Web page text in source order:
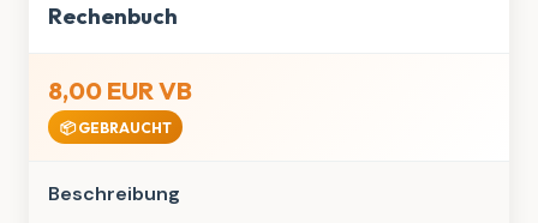
Rechenbuch
8,00 EUR VB
📦 GEBRAUCHT
Beschreibung